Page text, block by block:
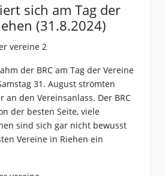
sich am Tag der
(31.8.2024)
der BRC am Tag der Vereine
31. August strömten
an den Vereinsanlass. Der BRC
der besten Seite, viele
sind sich gar nicht bewusst
Vereine in Riehen ein